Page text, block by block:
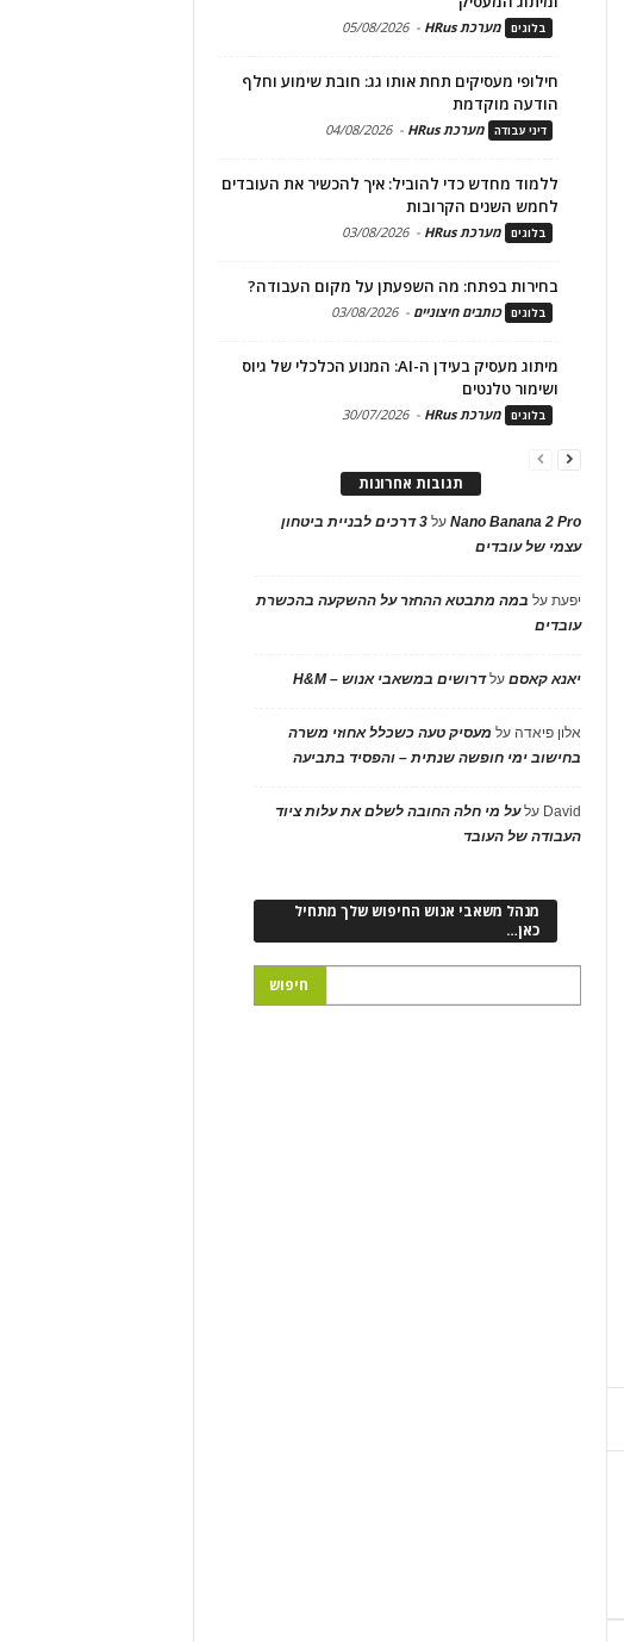
בלוגים מערכת HRus -
05/08/2026
חילופי מעסיקים תחת אותו גג: חובת שימוע וחלף
הודעה מוקדמת
דיני עבודה מערכת HRus -
04/08/2026
ללמוד מחדש כדי להוביל: איך להכשיר את העובדים
לחמש השנים הקרובות
בלוגים מערכת HRus -
03/08/2026
בחירות בפתח: מה השפעתן על מקום העבודה?
בלוגים כותבים חיצוניים -
03/08/2026
מיתוג מעסיק בעידן ה-AI: המנוע הכלכלי של גיוס
ושימור טלנטים
בלוגים מערכת HRus -
30/07/2026
תגובות אחרונות
Nano Banana 2 Proעל
3 דרכים לבניית ביטחון
עצמי של עובדים
יפעתעל במה מתבטא ההחזר על ההשקעה בהכשרת
עובדים
יאנא קאסםעלדרושים במשאבי אנוש – H&M
אלון פיאדה על מעסיק טעה כשכלל אחוזי משרה
בחישוב ימי חופשה שנתית – והפסיד בתביעה
David עלעל מי חלה החובה לשלם את עלות ציוד
העבודה של העובד
מנהל משאבי אנוש החיפוש שלך מתחיל
כאן…